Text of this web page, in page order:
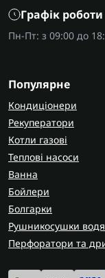
Графік роботи
Пн-Пт: з 09:00 до
Популярне
Кондиціонери
Рекуператори
Котли газові
Теплові насоси
Ванна
Бойлери
Болгарки
Рушникосушки
Перфоратори та